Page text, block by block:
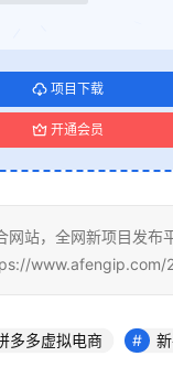
项目下载
开通会员
网站，全网新项目发布
www.afengip.com/
多多虚拟电商